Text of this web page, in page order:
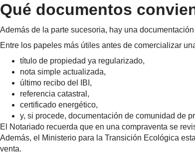
Qué documentos
Además de la parte sucesoria, hay una
Entre los papeles más útiles antes de comercializar
título de propiedad ya regularizado,
nota simple actualizada,
último recibo del IBI,
referencia catastral,
certificado energético,
y, si procede, documentación de comunidad de
El Notariado recuerda que en una compraventa se
Además, el Ministerio para la Transición Ecológica
venta.